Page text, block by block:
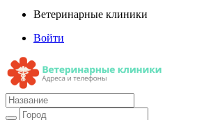
Ветеринарные клиники
Войти
Ветеринарные клиники
Адреса и телефоны